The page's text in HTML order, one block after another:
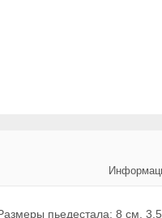
пьедестала: 8 см,